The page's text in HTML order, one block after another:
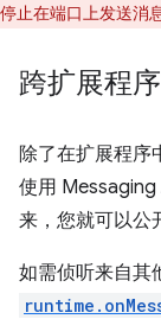
停止在端口上发送消息
跨扩展程
除了在扩展程序
使用 Messaging
来，您就可以公
如需侦听来自其